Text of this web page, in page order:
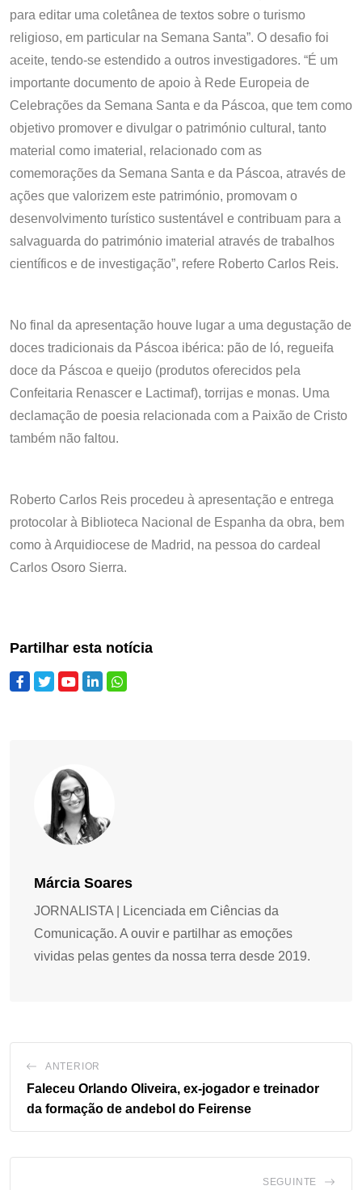
para editar uma coletânea de textos sobre o turismo
religioso, em particular na Semana Santa”. O desafio foi
aceite, tendo-se estendido a outros investigadores. “É um
importante documento de apoio à Rede Europeia de
Celebrações da Semana Santa e da Páscoa, que tem como
objetivo promover e divulgar o património cultural, tanto
material como imaterial, relacionado com as
comemorações da Semana Santa e da Páscoa, através de
ações que valorizem este património, promovam o
desenvolvimento turístico sustentável e contribuam para a
salvaguarda do património imaterial através de trabalhos
científicos e de investigação”, refere Roberto Carlos Reis.
No final da apresentação houve lugar a uma degustação de
doces tradicionais da Páscoa ibérica: pão de ló, regueifa
doce da Páscoa e queijo (produtos oferecidos pela
Confeitaria Renascer e Lactimaf), torrijas e monas. Uma
declamação de poesia relacionada com a Paixão de Cristo
também não faltou.
Roberto Carlos Reis procedeu à apresentação e entrega
protocolar à Biblioteca Nacional de Espanha da obra, bem
como à Arquidiocese de Madrid, na pessoa do cardeal
Carlos Osoro Sierra.
Partilhar esta notícia
Márcia Soares
JORNALISTA | Licenciada em Ciências da
Comunicação. A ouvir e partilhar as emoções
vividas pelas gentes da nossa terra desde 2019.
ANTERIOR
Faleceu Orlando Oliveira, ex-jogador e treinador
da formação de andebol do Feirense
SEGUINTE